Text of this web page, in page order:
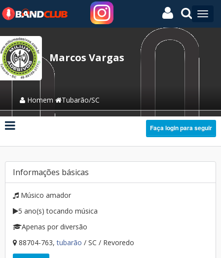
Marcos Vargas
Homem Tubarão/SC
Faça login para seguir
Informações básicas
Músico amador
5 ano(s) tocando música
Apenas por diversão
88704-763,tubarão / SC / Revoredo